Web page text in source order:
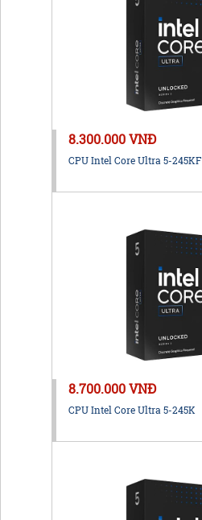
8.300.000 VNĐ
CPU Intel Core Ultra 5-245KF
8.700.000 VNĐ
CPU Intel Core Ultra 5-245K